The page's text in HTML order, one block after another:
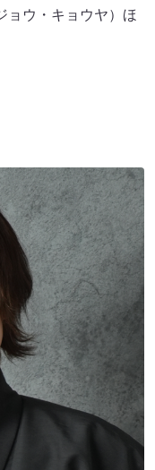
ョウ・キョウヤ）ほ